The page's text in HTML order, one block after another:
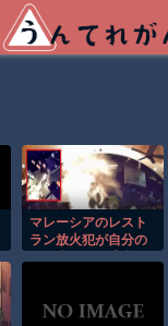
マレーシアのレスト
ラン放火犯が自分の